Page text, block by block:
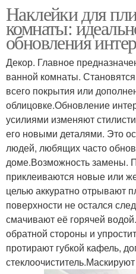
Наклейки для
комнаты:
обновления
Декор. Главное
ванной комнаты.
всего покрытия или
облицовке.Обновление
усилиями изменяют
его новыми деталями. Это
людей, любящих часто
доме.Возможность замены.
приклеиваются новые или
целью аккуратно отрывают
поверхности не остался
смачивают её горячей
обратной стороны и
протирают губкой кафель,